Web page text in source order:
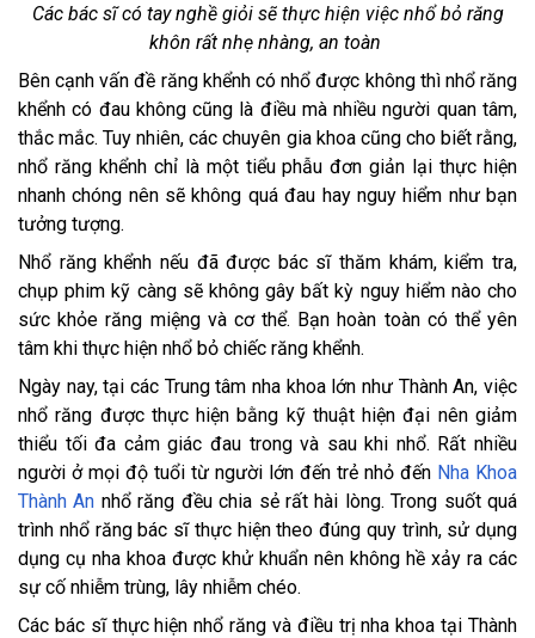
Các bác sĩ có tay nghề giỏi sẽ thực hiện việc nhổ bỏ răng
khôn rất nhẹ nhàng, an toàn
Bên cạnh vấn đề răng khểnh có nhổ được không thì nhổ răng
khểnh có đau không cũng là điều mà nhiều người quan tâm,
thắc mắc. Tuy nhiên, các chuyên gia khoa cũng cho biết rằng,
nhổ răng khểnh chỉ là một tiểu phẫu đơn giản lại thực hiện
nhanh chóng nên sẽ không quá đau hay nguy hiểm như bạn
tưởng tượng.
Nhổ răng khểnh nếu đã được bác sĩ thăm khám, kiểm tra,
chụp phim kỹ càng sẽ không gây bất kỳ nguy hiểm nào cho
sức khỏe răng miệng và cơ thể. Bạn hoàn toàn có thể yên
tâm khi thực hiện nhổ bỏ chiếc răng khểnh.
Ngày nay, tại các Trung tâm nha khoa lớn như Thành An, việc
nhổ răng được thực hiện bằng kỹ thuật hiện đại nên giảm
thiểu tối đa cảm giác đau trong và sau khi nhổ. Rất nhiều
người ở mọi độ tuổi từ người lớn đến trẻ nhỏ đến Nha Khoa
Thành An nhổ răng đều chia sẻ rất hài lòng. Trong suốt quá
trình nhổ răng bác sĩ thực hiện theo đúng quy trình, sử dụng
dụng cụ nha khoa được khử khuẩn nên không hề xảy ra các
sự cố nhiễm trùng, lây nhiễm chéo.
Các bác sĩ thực hiện nhổ răng và điều trị nha khoa tại Thành